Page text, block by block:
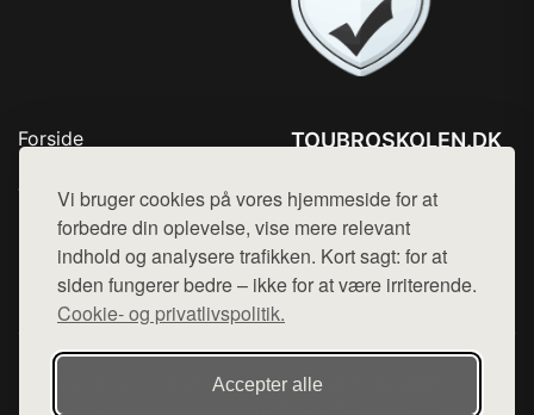
Vi bruger cookies på vores hjemmeside for at
forbedre din oplevelse, vise mere relevant
indhold og analysere trafikken. Kort sagt: for at
siden fungerer bedre – ikke for at være irriterende.
Cookie- og privatlivspolitik.
Accepter alle
Forside
Top Rabatter
Blog
Kontakt
TOUBROSKOLEN.DK
Mail: hej@want.dk
Cookie- og privatlivspolitik
Denne side er en del af want.dk, der udgiver en række
hjemmesider med præsentation af forskellige produkter fra